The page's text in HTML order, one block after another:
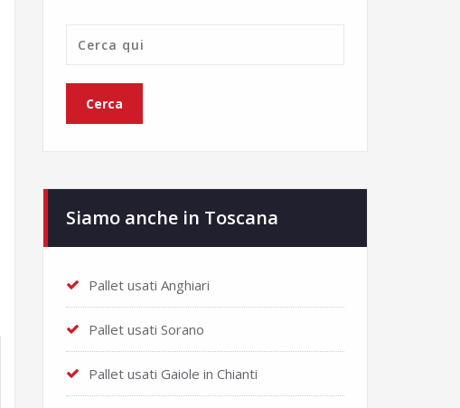
Siamo anche in Toscana
Pallet usati Anghiari
Pallet usati Sorano
Pallet usati Gaiole in Chianti